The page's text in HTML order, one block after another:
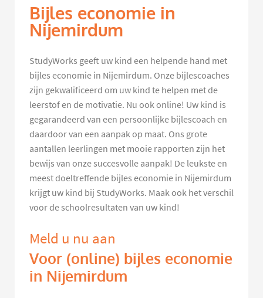
Bijles economie in
Nijemirdum
StudyWorks geeft uw kind een helpende hand met
bijles economie in Nijemirdum. Onze bijlescoaches
zijn gekwalificeerd om uw kind te helpen met de
leerstof en de motivatie. Nu ook online! Uw kind is
gegarandeerd van een persoonlijke bijlescoach en
daardoor van een aanpak op maat. Ons grote
aantallen leerlingen met mooie rapporten zijn het
bewijs van onze succesvolle aanpak! De leukste en
meest doeltreffende bijles economie in Nijemirdum
krijgt uw kind bij StudyWorks. Maak ook het verschil
voor de schoolresultaten van uw kind!
Meld u nu aan
Voor (online) bijles economie
in Nijemirdum